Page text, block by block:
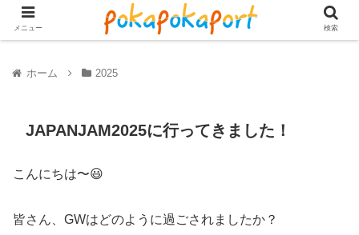
ホーム 2025
JAPANJAM2025に行ってきました！
こんにちは〜😃
皆さん、GWはどのように過ごされましたか？
メニュー 検索